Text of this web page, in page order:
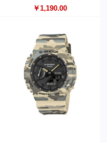
5600JV/DW-6900JV
￥1,190.00